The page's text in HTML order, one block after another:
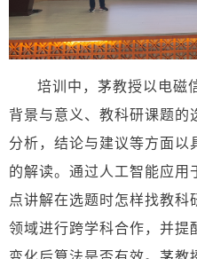
培训中，茅教授以电磁
背景与意义、教科研课题的
分析，结论与建议等方面以
的解读。通过人工智能应用
点讲解在选题时怎样找教科
领域进行跨学科合作，并提